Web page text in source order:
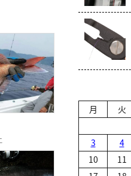
月
火
3
4
10
11